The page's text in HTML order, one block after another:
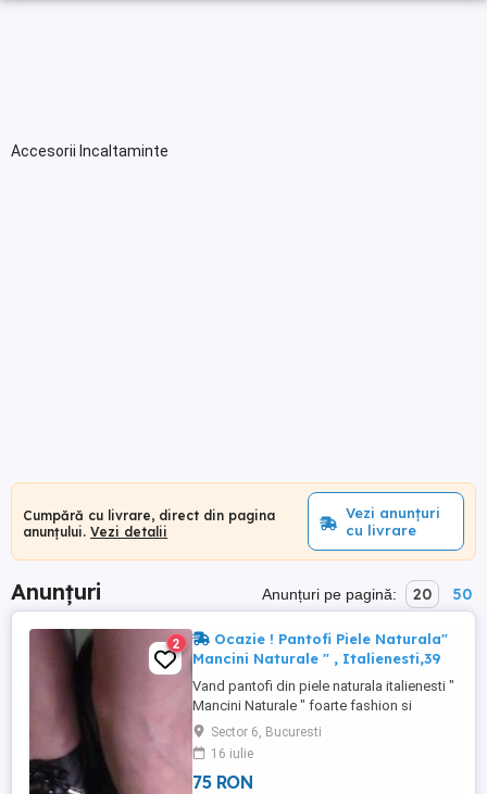
Accesorii Incaltaminte
Cumpără cu livrare, direct din pagina
anunțului. Vezi detalii
Vezi anunțuri
cu livrare
Anunțuri Anunțuri pe pagină: 20 50
2
Ocazie ! Pantofi Piele Naturala"
Mancini Naturale " , Italienesti,39
Vand pantofi din piele naturala italienesti "
Mancini Naturale " foarte fashion si
eleganti..Au un toculet de 6 cm si sunt
masura 39 dar merg si la 40 , vin super
bine pe picior si ofera un look si o
eleganta aparte . Pantofii au fost purtati
Sector 6, Bucuresti
16 iulie
75 RON